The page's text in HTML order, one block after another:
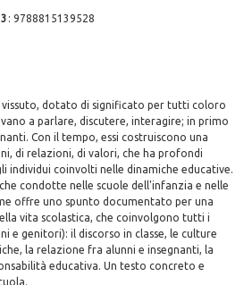
:9788815139528
vissuto, dotato di significato per tutti coloro
a parlare, discutere, interagire; in primo
Con il tempo, essi costruiscono una
di relazioni, di valori, che ha profondi
individui coinvolti nelle dinamiche educative.
condotte nelle scuole dell'infanzia e nelle
offre uno spunto documentato per una
vita scolastica, che coinvolgono tutti i
e genitori): il discorso in classe, le culture
la relazione fra alunni e insegnanti, la
educativa. Un testo concreto e